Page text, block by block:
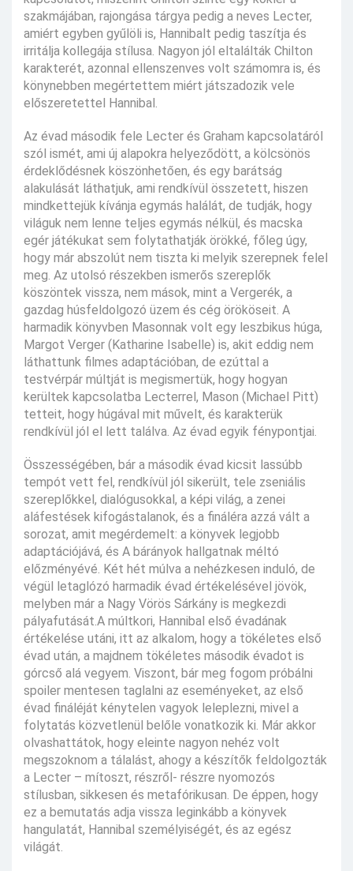
szakmájában, rajongása tárgya pedig a neves Lecter,
amiért egyben gyűlöli is, Hannibalt pedig taszítja és
irritálja kollegája stílusa. Nagyon jól eltalálták Chilton
karakterét, azonnal ellenszenves volt számomra is, és
könynebben megértettem miért játszadozik vele
előszeretettel Hannibal.
Az évad második fele Lecter és Graham kapcsolatáról
szól ismét, ami új alapokra helyeződött, a kölcsönös
érdeklődésnek köszönhetően, és egy barátság
alakulását láthatjuk, ami rendkívül összetett, hiszen
mindkettejük kívánja egymás halálát, de tudják, hogy
világuk nem lenne teljes egymás nélkül, és macska
egér játékukat sem folytathatják örökké, főleg úgy,
hogy már abszolút nem tiszta ki melyik szerepnek felel
meg. Az utolsó részekben ismerős szereplők
köszöntek vissza, nem mások, mint a Vergerék, a
gazdag húsfeldolgozó üzem és cég örököseit. A
harmadik könyvben Masonnak volt egy leszbikus húga,
Margot Verger (Katharine Isabelle) is, akit eddig nem
láthattunk filmes adaptációban, de ezúttal a
testvérpár múltját is megismertük, hogy hogyan
kerültek kapcsolatba Lecterrel, Mason (Michael Pitt)
tetteit, hogy húgával mit művelt, és karakterük
rendkívül jól el lett találva. Az évad egyik fénypontjai.
Összességében, bár a második évad kicsit lassúbb
tempót vett fel, rendkívül jól sikerült, tele zseniális
szereplőkkel, dialógusokkal, a képi világ, a zenei
aláfestések kifogástalanok, és a fináléra azzá vált a
sorozat, amit megérdemelt: a könyvek legjobb
adaptációjává, és A bárányok hallgatnak méltó
előzményévé. Két hét múlva a nehézkesen induló, de
végül letaglózó harmadik évad értékelésével jövök,
melyben már a Nagy Vörös Sárkány is megkezdi
pályafutását.A múltkori, Hannibal első évadának
értékelése utáni, itt az alkalom, hogy a tökéletes első
évad után, a majdnem tökéletes második évadot is
górcső alá vegyem. Viszont, bár meg fogom próbálni
spoiler mentesen taglalni az eseményeket, az első
évad fináléját kénytelen vagyok leleplezni, mivel a
folytatás közvetlenül belőle vonatkozik ki. Már akkor
olvashattátok, hogy eleinte nagyon nehéz volt
megszoknom a tálalást, ahogy a készítők feldolgozták
a Lecter – mítoszt, részről- részre nyomozós
stílusban, sikkesen és metafórikusan. De éppen, hogy
ez a bemutatás adja vissza leginkább a könyvek
hangulatát, Hannibal személyiségét, és az egész
világát.